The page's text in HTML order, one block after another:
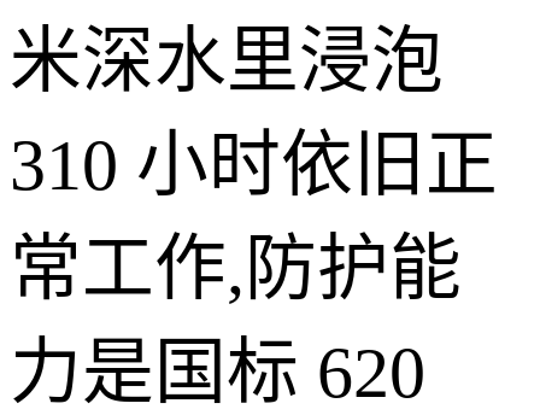
米深水里浸泡
310 小时依旧正
常工作,防护能
力是国标 620